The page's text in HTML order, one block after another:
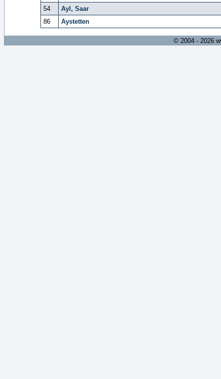
54
Ayl, Saar
86
Aystetten
© 2004 - 2026